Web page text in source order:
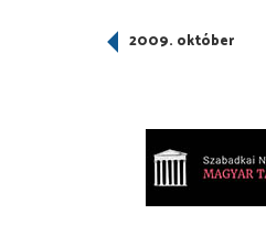
november 2009. október